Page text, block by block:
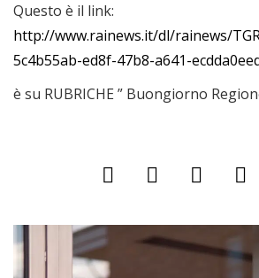
Questo è il link:
http://www.rainews.it/dl/rainews/
5c4b55ab-ed8f-47b8-a641-
è su RUBRICHE ” Buongiorno